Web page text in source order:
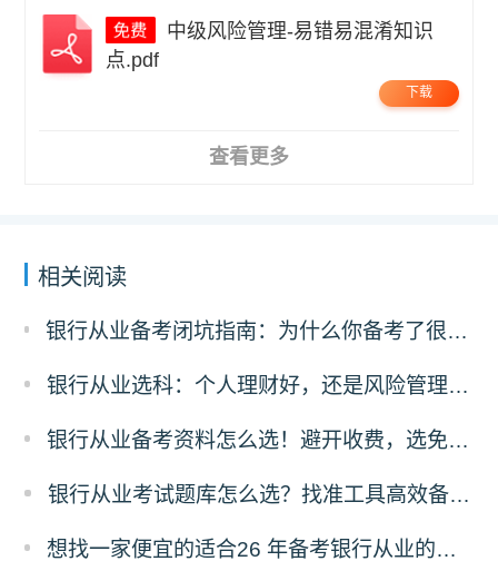
点.pdf
下载
查看更多
相关阅读
银行从业备考闭坑指南：为什么你备考了很久过不了？可能是刷错了题！
银行从业选科：个人理财好，还是风险管理更有前途？
银行从业备考资料怎么选！避开收费，选免费资料，省太多！
银行从业考试题库怎么选？找准工具高效备考！
想找一家便宜的适合26 年备考银行从业的刷题题库，求推荐！